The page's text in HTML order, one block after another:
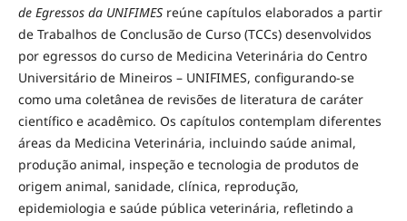
de Egressos da UNIFIMESreúne capítulos elaborados a partir
de Trabalhos de Conclusão de Curso (TCCs) desenvolvidos
por egressos do curso de Medicina Veterinária do Centro
Universitário de Mineiros – UNIFIMES, configurando-se
como uma coletânea de revisões de literatura de caráter
científico e acadêmico. Os capítulos contemplam diferentes
áreas da Medicina Veterinária, incluindo saúde animal,
produção animal, inspeção e tecnologia de produtos de
origem animal, sanidade, clínica, reprodução,
epidemiologia e saúde pública veterinária, refletindo a